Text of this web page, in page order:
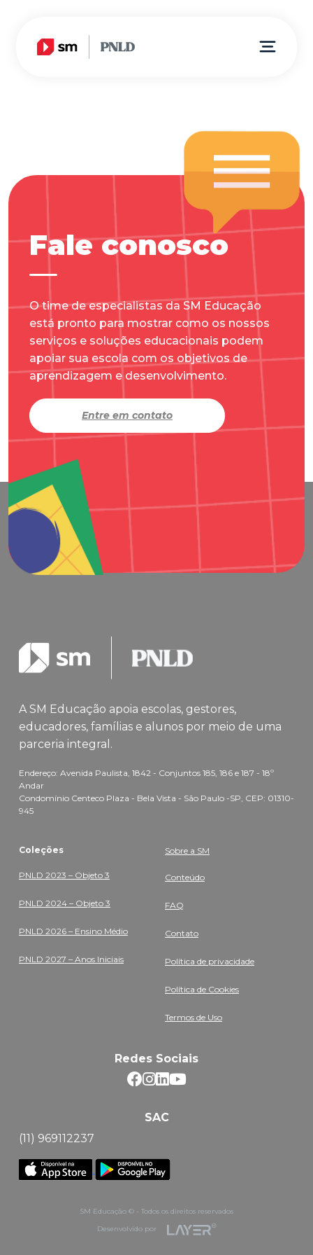
Fale conosco
O time de especialistas da SM Educação
está pronto para mostrar como os nossos
serviços e soluções educacionais podem
apoiar sua escola com os objetivos de
aprendizagem e desenvolvimento.
Entre em contato
A SM Educação apoia escolas, gestores,
educadores, famílias e alunos por meio de uma
parceria integral.
Endereço: Avenida Paulista, 1842 - Conjuntos 185, 186 e 187 - 18º
Andar
Condomínio Centeco Plaza - Bela Vista - São Paulo -SP, CEP: 01310-
945
Coleções
PNLD 2023 – Objeto 3
PNLD 2024 – Objeto 3
PNLD 2026 – Ensino Médio
PNLD 2027 – Anos Iniciais
Sobre a SM
Conteúdo
FAQ
Contato
Política de privacidade
Política de Cookies
Termos de Uso
Redes Sociais
SAC
(11) 969112237
SM Educação © - Todos os direitos reservados
Desenvolvido por